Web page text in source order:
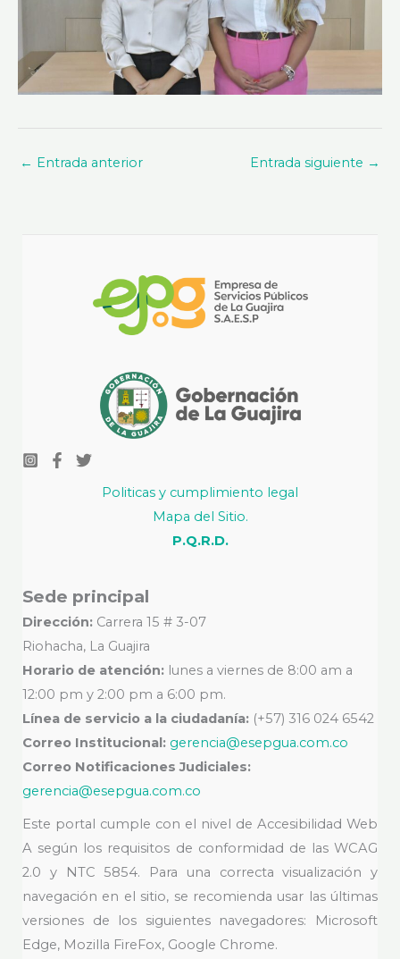
← Entrada anterior Entrada siguiente →
Politicas y cumplimiento legal
Mapa del Sitio.
P.Q.R.D.
Sede principal
Dirección: Carrera 15 # 3-07
Riohacha, La Guajira
Horario de atención: lunes a viernes de 8:00 am a
12:00 pm y 2:00 pm a 6:00 pm.
Línea de servicio a la ciudadanía: (+57) 316 024 6542
Correo Institucional: gerencia@esepgua.com.co
Correo Notificaciones Judiciales:
gerencia@esepgua.com.co
Este portal cumple con el nivel de Accesibilidad Web
A según los requisitos de conformidad de las WCAG
2.0 y NTC 5854. Para una correcta visualización y
navegación en el sitio, se recomienda usar las últimas
versiones de los siguientes navegadores: Microsoft
Edge, Mozilla FireFox, Google Chrome.